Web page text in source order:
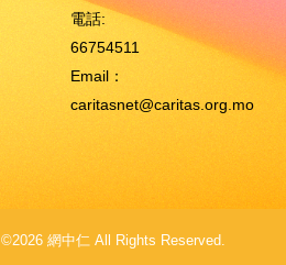
電話:
66754511
Email：
caritasnet@caritas.org.mo
©2026 網中仁 All Rights Reserved.